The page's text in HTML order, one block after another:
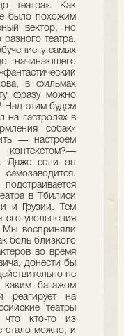
театра». Как
было похожим
вектор, но
театра.
у самых
начинающего
в фильмах
фразу можно
Над этим будем
на гастролях в
собак»
— настроем
контекстом?—
Даже если он
в Тбилиси
и Грузии. Тем
увольнения
Мы восприняли
боль близкого
во время
донести бы
не
багажом
реагирует на
театры
что кто-то из
стало можно, и